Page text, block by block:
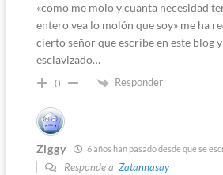
«como me molo y cuanta necesidad
entero vea lo molón que soy» me ha
cierto señor que escribe en este blog
esclavizado…
0 Responder
Ziggy 6 años han pasado desde que se
Responde a Zatannasay